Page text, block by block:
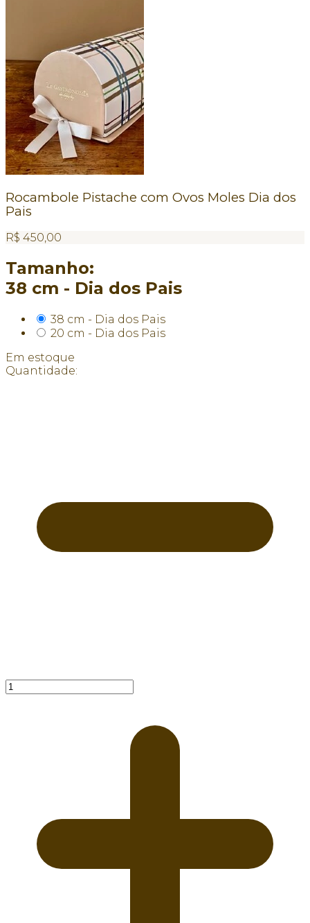
Rocambole Pistache com Ovos Moles Dia dos
Pais
R$ 450,00
Tamanho:
38 cm - Dia dos Pais
38 cm - Dia dos Pais
20 cm - Dia dos Pais
Em estoque
Quantidade: